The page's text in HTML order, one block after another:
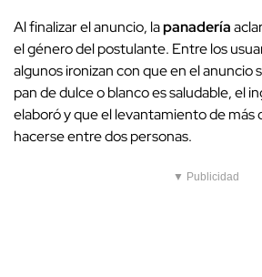
Al finalizar el anuncio, lapanadería
el género del postulante. Entre los
algunos ironizan con que en el anuncio
pan de dulce o blanco es saludable, el
elaboró y que ellevantamiento de más
hacerse entre dos personas.
▼ Publicidad